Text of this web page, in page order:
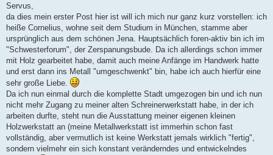
i
r
a
Servus,
da dies mein erster Post hier ist will ich mich nur ganz kurz vorstellen: ich
heiße Cornelius, wohne seit dem Studium in München, stamme aber
ursprünglich aus dem schönen Jena. Hauptsächlich foren-aktiv bin ich im
"Schwesterforum", der Zerspanungsbude. Da ich allerdings schon immer
mit Holz gearbeitet habe, damit auch meine Anfänge im Handwerk hatte
und erst dann ins Metall "umgeschwenkt" bin, habe ich auch hierfür eine
sehr große Liebe.
Da ich nun einmal durch die komplette Stadt umgezogen bin und ich nun
nicht mehr Zugang zu meiner alten Schreinerwerkstatt habe, in der ich
arbeiten durfte, steht nun die Ausstattung meiner eigenen kleinen
Holzwerkstatt an (meine Metallwerkstatt ist immerhin schon fast
vollständig, aber vermutlich ist keine Werkstatt jemals wirklich "fertig",
sondern vielmehr ein sich konstant veränderndes und entwickelndes